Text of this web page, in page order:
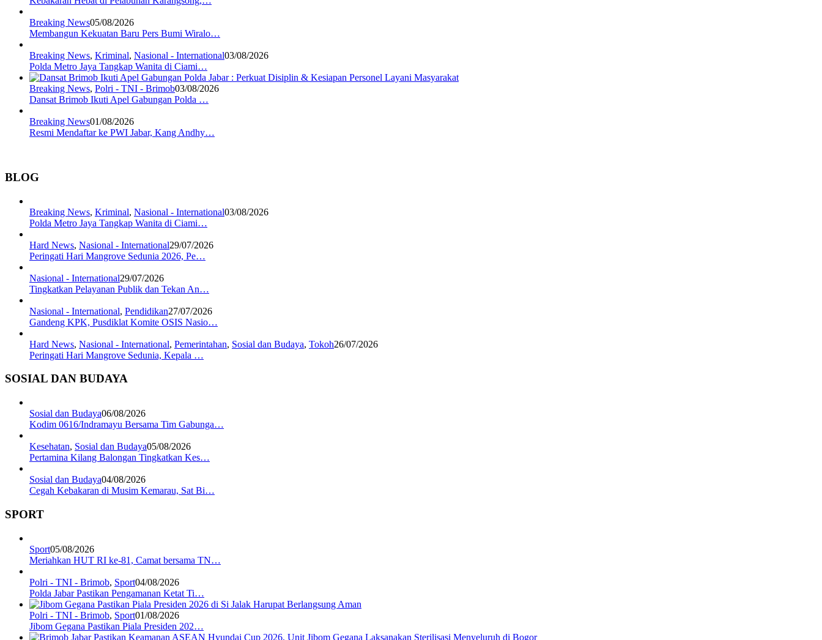
Breaking News05/08/2026
Membangun Kekuatan Baru Pers Bumi Wiralo…
Breaking News, Kriminal, Nasional - International03/08/2026
Polda Metro Jaya Tangkap Wanita di Ciami…
Breaking News, Polri - TNI - Brimob03/08/2026
Dansat Brimob Ikuti Apel Gabungan Polda …
Breaking News01/08/2026
Resmi Mendaftar ke PWI Jabar, Kang Andhy…
BLOG
Breaking News, Kriminal, Nasional - International03/08/2026
Polda Metro Jaya Tangkap Wanita di Ciami…
Hard News, Nasional - International29/07/2026
Peringati Hari Mangrove Sedunia 2026, Pe…
Nasional - International29/07/2026
Tingkatkan Pelayanan Publik dan Tekan An…
Nasional - International, Pendidikan27/07/2026
Gandeng KPK, Pusdiklat Komite OSIS Nasio…
Hard News, Nasional - International, Pemerintahan, Sosial dan Budaya, Tokoh26/07/2026
Peringati Hari Mangrove Sedunia, Kepala …
SOSIAL DAN BUDAYA
Sosial dan Budaya06/08/2026
Kodim 0616/Indramayu Bersama Tim Gabunga…
Kesehatan, Sosial dan Budaya05/08/2026
Pertamina Kilang Balongan Tingkatkan Kes…
Sosial dan Budaya04/08/2026
Cegah Kebakaran di Musim Kemarau, Sat Bi…
SPORT
Sport05/08/2026
Meriahkan HUT RI ke-81, Camat bersama TN…
Polri - TNI - Brimob, Sport04/08/2026
Polda Jabar Pastikan Pengamanan Ketat Ti…
Polri - TNI - Brimob, Sport01/08/2026
Jibom Gegana Pastikan Piala Presiden 202…